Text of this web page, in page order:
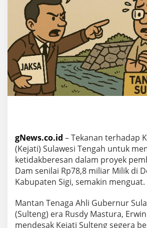
gNews.co.id – Tekanan terhadap
(Kejati) Sulawesi Tengah untuk
ketidakberesan dalam proyek
Dam senilai Rp78,8 miliar Milik di
Kabupaten Sigi, semakin menguat.
Mantan Tenaga Ahli Gubernur
(Sulteng) era Rusdy Mastura,
mendesak Kejati Sulteng segera